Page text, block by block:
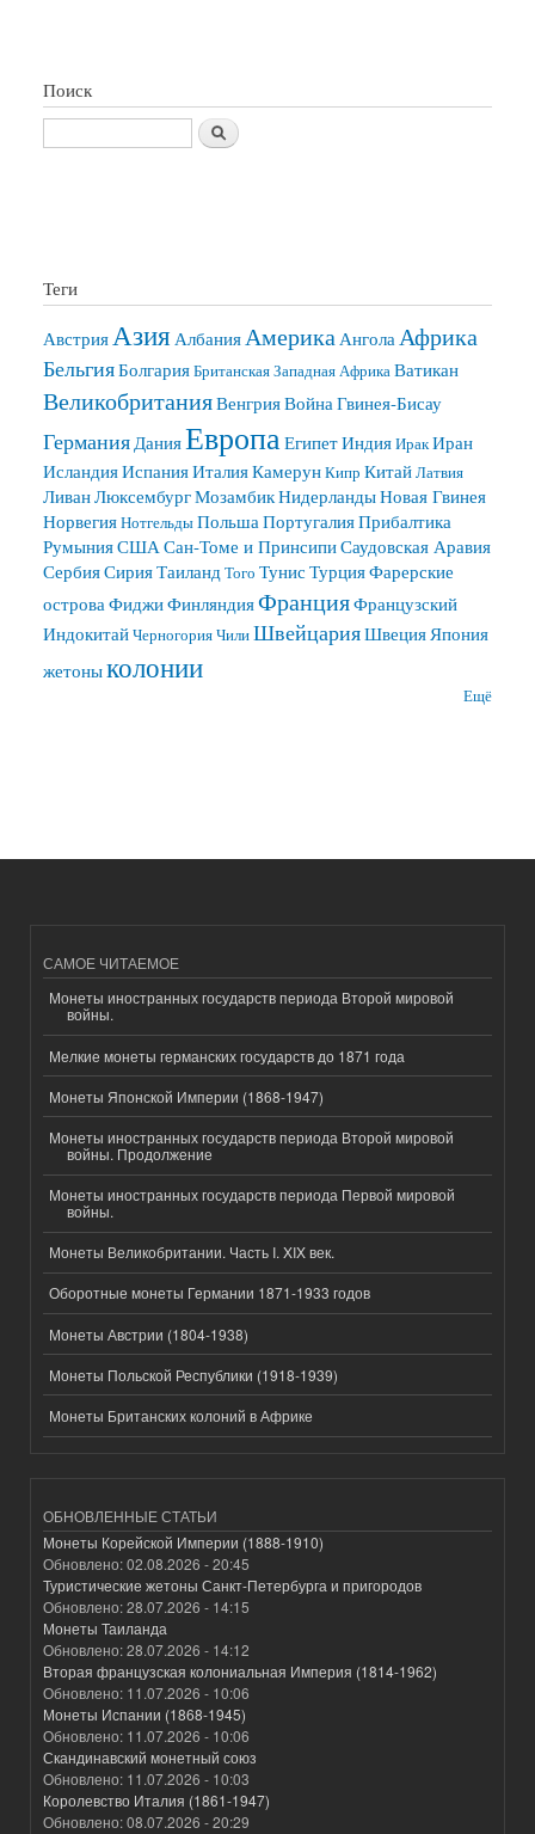
Поиск
Теги
Австрия Азия АлбанияАмерика Ангола Африка
БельгияБолгарияБританская Западная АфрикаВатикан
ВеликобританияВенгрияВойна Гвинея-Бисау
Германия ДанияЕвропа ЕгипетИндияИракИран
ИсландияИспанияИталияКамерунКипр КитайЛатвия
ЛиванЛюксембургМозамбикНидерландыНовая Гвинея
НорвегияНотгельдыПольша ПортугалияПрибалтика
РумынияСША Сан-Томе и ПринсипиСаудовская Аравия
СербияСирияТаиланд Того Тунис ТурцияФарерские
острова ФиджиФинляндияФранцияФранцузский
ИндокитайЧерногорияЧилиШвейцарияШвеция Япония
жетоныколонии
Ещё
САМОЕ ЧИТАЕМОЕ
Монеты иностранных государств периода Второй мировой
войны.
Мелкие монеты германских государств до 1871 года
Монеты Японской Империи (1868-1947)
Монеты иностранных государств периода Второй мировой
войны. Продолжение
Монеты иностранных государств периода Первой мировой
войны.
Монеты Великобритании. Часть I. XIX век.
Оборотные монеты Германии 1871-1933 годов
Монеты Австрии (1804-1938)
Монеты Польской Республики (1918-1939)
Монеты Британских колоний в Африке
ОБНОВЛЕННЫЕ СТАТЬИ
Монеты Корейской Империи (1888-1910)
Обновлено:02.08.2026 - 20:45
Туристические жетоны Санкт-Петербурга и пригородов
Обновлено:28.07.2026 - 14:15
Монеты Таиланда
Обновлено:28.07.2026 - 14:12
Вторая французская колониальная Империя (1814-1962)
Обновлено: 11.07.2026 - 10:06
Монеты Испании (1868-1945)
Обновлено: 11.07.2026 - 10:06
Скандинавский монетный союз
Обновлено: 11.07.2026 - 10:03
Королевство Италия (1861-1947)
Обновлено:08.07.2026 - 20:29